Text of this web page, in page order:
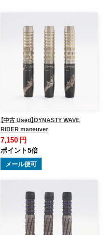
【中古 Used】DYNASTY WAVE
RIDER maneuver
7,150 円
ポイント5倍
メール便可